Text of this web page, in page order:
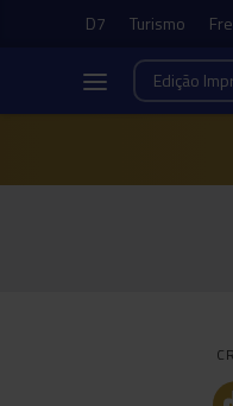
D7 Turismo
Edição